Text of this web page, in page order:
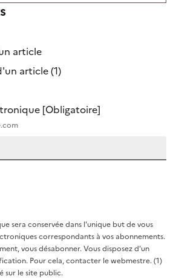
article
article (1)
[Obligatoire]
sera conservée dans l'unique but de vous
correspondants à vos abonnements.
vous désabonner. Vous disposez d'un
Pour cela, contacter le webmestre. (1)
sur le site public.